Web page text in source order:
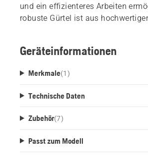
und ein effizienteres Arbeiten
robuste Gürtel ist aus
Geräteinformationen
Merkmale(1 )
Technische Daten
Zubehör(7)
Passt zum Modell